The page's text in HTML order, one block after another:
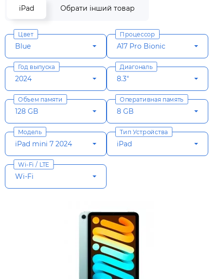
iPad Обрати інший товар
Цвет
Blue
Процессор
A17 Pro Bionic
Год выпуска
2024
Диагональ
8.3"
Объем памяти
128 GB
Оперативная память
8 GB
Модель
iPad mini 7 2024
Тип Устройства
iPad
Wi-Fi / LTE
Wi-Fi